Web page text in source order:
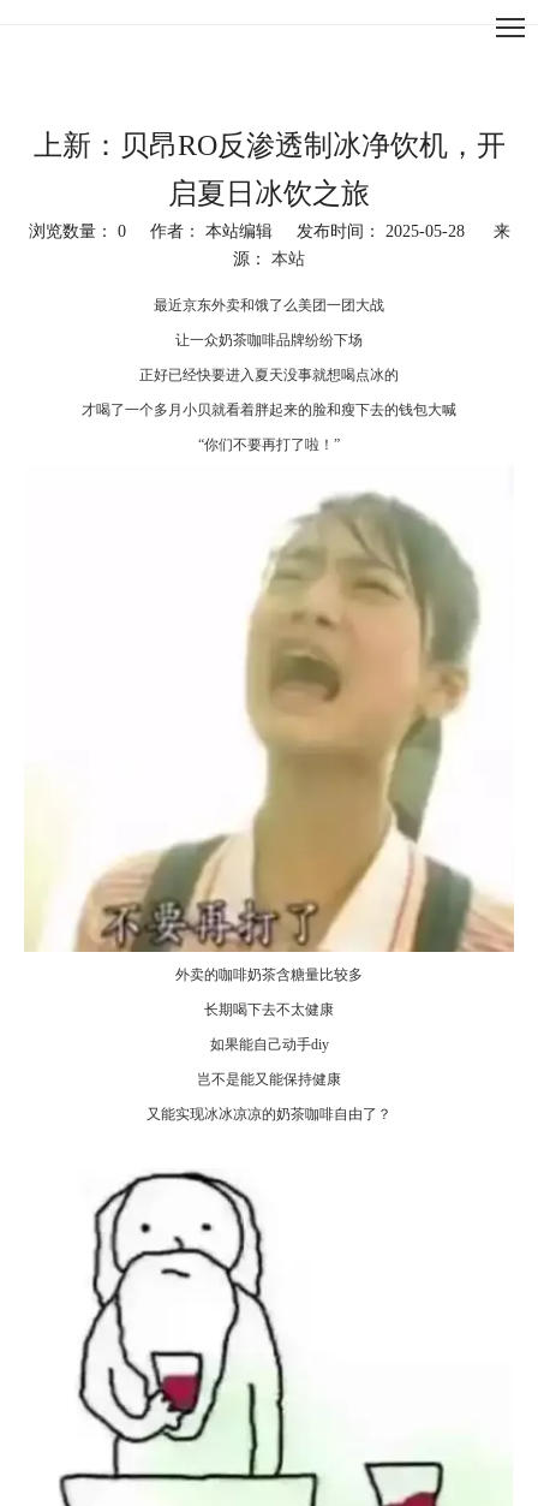
上新：贝昂RO反渗透制冰净饮机，开
启夏日冰饮之旅
浏览数量： 0作者： 本站编辑 发布时间： 2025-05-28 来
源： 本站
最近京东外卖和饿了么美团一团大战
让一众奶茶咖啡品牌纷纷下场
正好已经快要进入夏天没事就想喝点冰的
才喝了一个多月小贝就看着胖起来的脸和瘦下去的钱包大喊
“你们不要再打了啦！”
外卖的咖啡奶茶含糖量比较多
长期喝下去不太健康
如果能自己动手diy
岂不是能又能保持健康
又能实现冰冰凉凉的奶茶咖啡自由了？